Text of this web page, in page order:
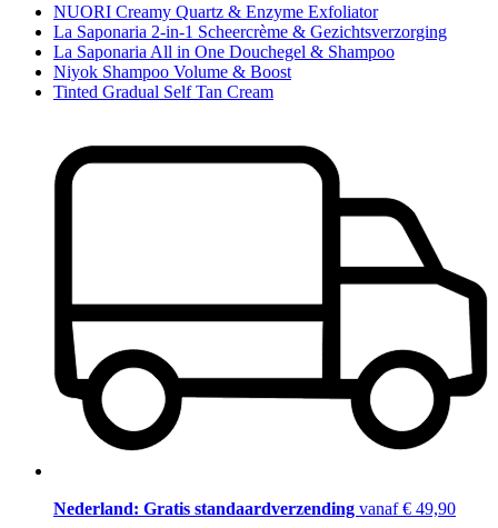
NUORI Creamy Quartz & Enzyme Exfoliator
La Saponaria 2-in-1 Scheercrème & Gezichtsverzorging
La Saponaria All in One Douchegel & Shampoo
Niyok Shampoo Volume & Boost
Tinted Gradual Self Tan Cream
Nederland: Gratis standaardverzending vanaf € 49,90